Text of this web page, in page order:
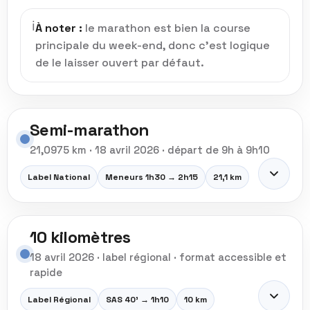
ℹ️À noter : le marathon est bien la course
principale du week-end, donc c’est logique
de le laisser ouvert par défaut.
Semi-marathon
21,0975 km · 18 avril 2026 · départ de 9h à 9h10
Label National Meneurs 1h30 → 2h15 21,1 km
Une distance reine sur un tracé
superbe
Très apprécié chaque année, le semi-marathon
10 kilomètres
18 avril 2026 · label régional · format accessible et
rapide
Label Régional SAS 40' → 1h10 10 km